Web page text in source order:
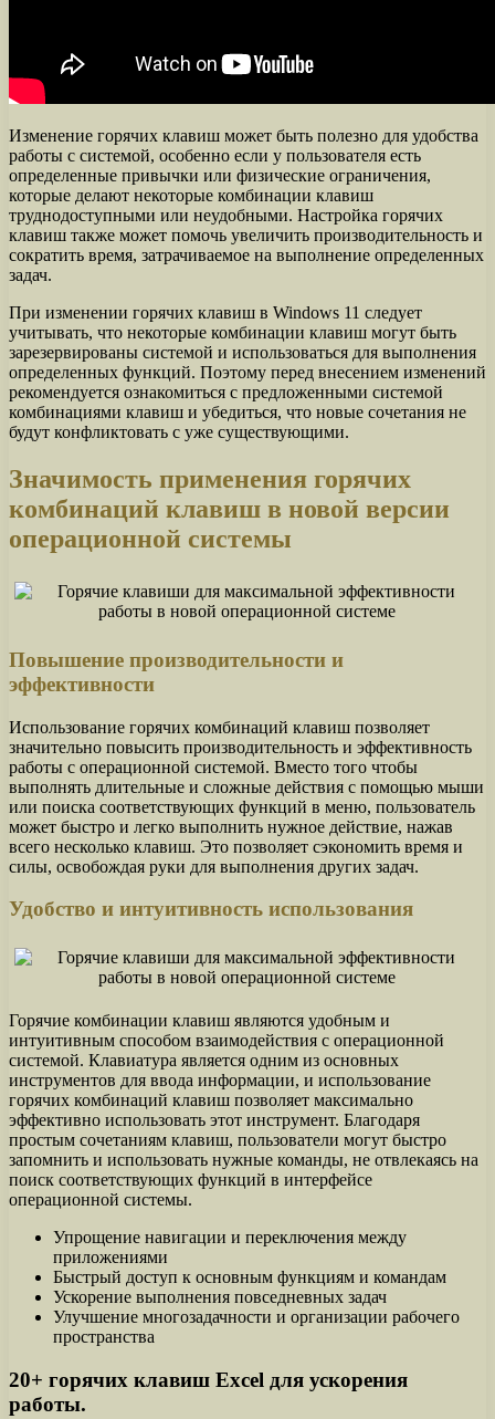
Изменение горячих клавиш может быть полезно для удобства
работы с системой, особенно если у пользователя есть
определенные привычки или физические ограничения,
которые делают некоторые комбинации клавиш
труднодоступными или неудобными. Настройка горячих
клавиш также может помочь увеличить производительность и
сократить время, затрачиваемое на выполнение определенных
задач.
При изменении горячих клавиш в Windows 11 следует
учитывать, что некоторые комбинации клавиш могут быть
зарезервированы системой и использоваться для выполнения
определенных функций. Поэтому перед внесением изменений
рекомендуется ознакомиться с предложенными системой
комбинациями клавиш и убедиться, что новые сочетания не
будут конфликтовать с уже существующими.
Значимость применения горячих
комбинаций клавиш в новой версии
операционной системы
Повышение производительности и
эффективности
Использование горячих комбинаций клавиш позволяет
значительно повысить производительность и эффективность
работы с операционной системой. Вместо того чтобы
выполнять длительные и сложные действия с помощью мыши
или поиска соответствующих функций в меню, пользователь
может быстро и легко выполнить нужное действие, нажав
всего несколько клавиш. Это позволяет сэкономить время и
силы, освобождая руки для выполнения других задач.
Удобство и интуитивность использования
Горячие комбинации клавиш являются удобным и
интуитивным способом взаимодействия с операционной
системой. Клавиатура является одним из основных
инструментов для ввода информации, и использование
горячих комбинаций клавиш позволяет максимально
эффективно использовать этот инструмент. Благодаря
простым сочетаниям клавиш, пользователи могут быстро
запомнить и использовать нужные команды, не отвлекаясь на
поиск соответствующих функций в интерфейсе
операционной системы.
Упрощение навигации и переключения между
приложениями
Быстрый доступ к основным функциям и командам
Ускорение выполнения повседневных задач
Улучшение многозадачности и организации рабочего
пространства
20+ горячих клавиш Excel для ускорения
работы.